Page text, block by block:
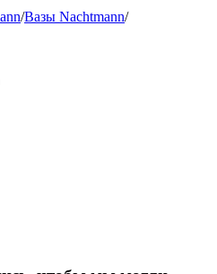
/Вазы Nachtmann/